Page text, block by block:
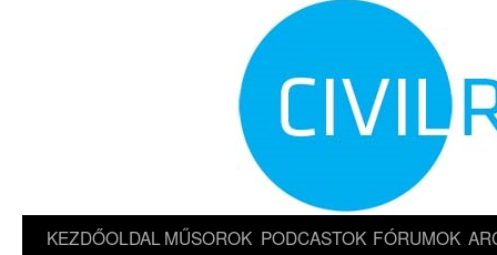
KEZDŐOLDAL MŰSOROK PODCASTOK FÓRUMOK